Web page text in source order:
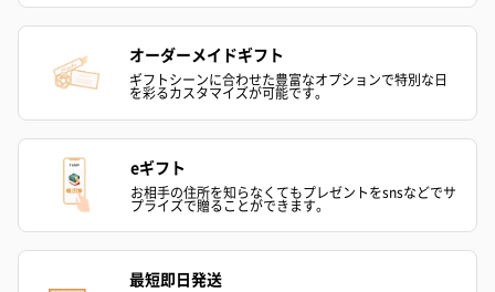
オーダーメイドギフト
ギフトシーンに合わせた豊富なオプションで特別な日
を彩るカスタマイズが可能です。
eギフト
お相手の住所を知らなくてもプレゼントをsnsなどでサ
プライズで贈ることができます。
最短即日発送